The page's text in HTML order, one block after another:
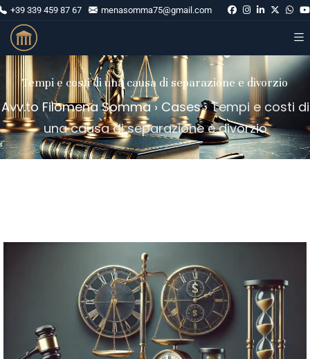
+39 339 459 87 67 menasomma75@gmail.com
Tempi e costi di una causa di separazione e divorzio
Avv.to Filomena Somma› Cases›Tempi e costi di
una causa di separazione e divorzio